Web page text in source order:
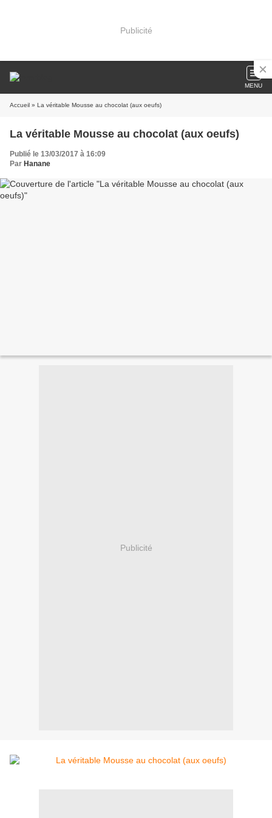
Publicité
MENU
Accueil » La véritable Mousse au chocolat (aux oeufs)
La véritable Mousse au chocolat (aux oeufs)
Publié le 13/03/2017 à 16:09
Par Hanane
Publicité